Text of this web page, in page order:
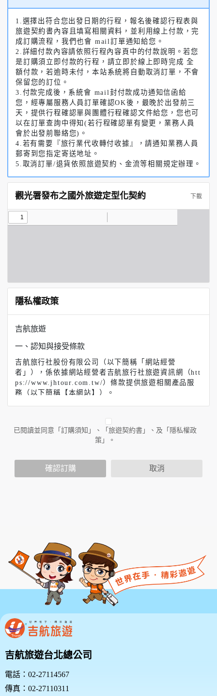
1.選擇出符合您出發日期的行程，報名後確認行程表與
旅遊契約書內容且填寫相關資料，並利用線上付款，完
成訂購流程，我們也會 mail訂單通知給您。
2.詳細付款內容請依照行程內容頁中的付款說明。若您
是訂購須立即付款的行程，請立即於線上即時完成 全
額付款，若逾時未付，本站系統將自動取消訂單，不會
保留您的訂位。
3.付款完成後，系統會 mail封付款成功通知信函給
您，經專屬服務人員訂單確認OK後，最晚於出發前三
天，提供行程確認單與團體行程確認文件給您，您也可
以在訂單查詢中得知(若行程確認單有變更，業務人員
會於出發前聯絡您)。
4.若有需要『旅行業代收轉付收據』，請通知業務人員
郵寄到您指定寄送地址。
5.取消訂單/退貨依照旅遊契約、金流等相關規定辦理。
觀光署發布之國外旅遊定型化契約 下載
隱私權政策
吉航旅遊
一、認知與接受條款
吉航旅行社股份有限公司（以下簡稱「網站經營
者」），係依據網站經營者吉航旅行社旅遊資訊網（htt
ps://www.jhtour.com.tw/）條款提供旅遊相關產品服
務（以下簡稱【本網站】）。
即表示您已閱讀、了解並同意接受本服務條款之所有內
容。如果您不同意本服務條款的內容，或者您所屬的國
家或地域排除本服務條款內容之全部或部分時，您應立
時，可能會依據該特定功能之性質，而須遵守本服務所
另行公告之服務條款或相關規定。此另行公告之服務條
人閱讀、了解並同意本服務條款之所有內容及其後之修
改變更，方得使用本服務。當您使用本服務時，即推定
您的父母或監護人已閱讀、了解並同意接受本服務條款
之所有內容及其後之修改變更。
二、服務簡介
三、會員規範的修改
本網站有權隨時修改本規範。如果你不同意修改的內
容，請勿繼續使用本服務。如果你繼續使用本網站服
務，則表示您同意並接受本規範之任何修改。
您於任何修改或變更後繼續使用良友旅遊網，視為您已
閱讀、瞭解並同意接受該等修改或變更。
如果您不同意本約定書的內容，或者您所屬的國家或地
已閱讀並同意「訂購須知」、「旅遊契約書」、及「隱私權政
策」。
確認訂購 取消
吉航旅遊台北總公司
電話：02-27114567
傳真：02-27110311